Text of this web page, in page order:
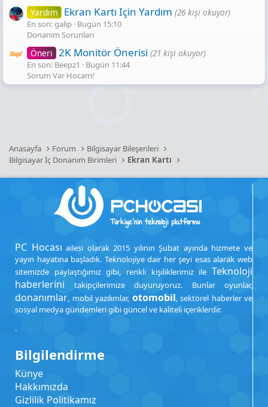
Yardım Ekran Kartı Için Yardım (26 kişi okuyor)
En son: galip Bugün 15:10
Donanım Sorunları
Öneri 2K Monitör Önerisi (21 kişi okuyor)
En son: Beepz1
Bugün 11:44
Sorum Var Hocam!
Anasayfa Forum
Bilgisayar Bileşenleri
Bilgisayar İç Donanım Birimleri
Ekran Kartı
PC Hocası ailesi olarak 2015 yılının Şubat ayında hizmete ve
yayın hayatına başladık. Teknolojiye dair her şeyi esas alarak web
sitemizde paylaştığımız gibi, renkli kişiliklerimiz ile Teknoloji
haberlerini takipçilerimize duyuruyoruz. Bunlar oyunlar,
donanımlar, mobil yazılımlar, otomobil, sektörel haberler ve
sosyal medya gündemleri gibi güncel ve kaliteli içeriklerdir.
.
Bilgilendirme
Künye
Hakkımızda
Gizlilik Politikamız